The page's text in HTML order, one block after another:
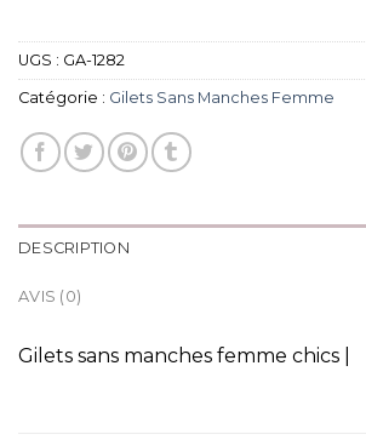
UGS : GA-1282
Catégorie : Gilets Sans Manches Femme
DESCRIPTION
AVIS (0)
Gilets sans manches femme chics |